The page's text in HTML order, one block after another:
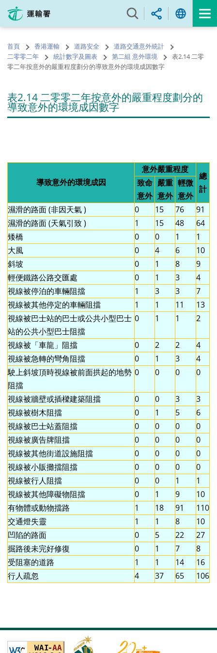
內
的
開
始
首頁 香港運輸 道路安全
道路交通意外統計
二零零二年
統計數字及圖表 第二組 意外環境
表2.14 二零
零二年按意外的嚴重程度劃分的導致意外的環境成因數字
表2.14 二零零二年按意外的嚴重程度劃分的
導致意外的環境成因數字
導致意外的環境成因
意外嚴重程度
總
計
致命
意外
嚴重
意外
輕微
意外
濕滑的路面 (非因天氣 )
0 15 76
91
濕滑的路面 (天氣引致 )
1 15 48
64
矮橋
0 0 1
1
大風
0 4 6
10
斜坡
0 1 8
9
輕便鐵路公路交匯處
0 1 3
4
視線被停泊的車輛阻擋
1 3 3
7
視線被其他停定的車輛阻擋
1 1 11
13
視線被巴士站的巴士或公共小型巴士
站的公共小型巴士阻擋
0 1 1 2
視線被「車龍」阻擋 0 2 2
4
視線被急轉的彎角阻擋
0 1 3
4
駛上斜坡頂時視線被前面拱起的地勢
阻擋
0 0 0 0
視線被牆壁或插樑建築阻擋 0 0 3
3
視線被樹木阻擋
0 1 5
6
視線被巴士站蓋阻擋
0 0 0
0
視線被廣告牌阻擋
0 0 0
0
視線被其他街道設施阻擋
0 0 0
0
視線被小販攤擋阻擋
0 0 0
0
視線被行人阻擋
0 0 1
1
視線被其他障礙物阻擋
0 1 9
10
有物體或動物擋路
1 18 91
110
交通燈失靈
1 1 8
10
凹陷的路面
0 5 22
27
掘路後未完好修復
0 1 7
8
受阻塞的道路
1 1 14
16
行人疏忽
4 37 65 106